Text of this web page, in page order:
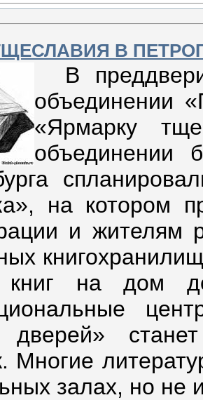
В
В
объединении
«Ярмарку
объединении
на котором
и жителям
книг на дом
дверей»
Многие
залах, но